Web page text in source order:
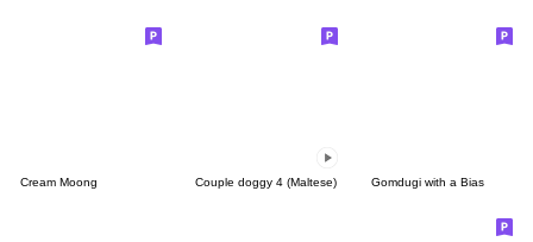
Cream Moong Couple doggy 4 (Maltese) Gomdugi with a Bias